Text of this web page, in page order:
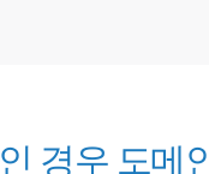
경우 도메